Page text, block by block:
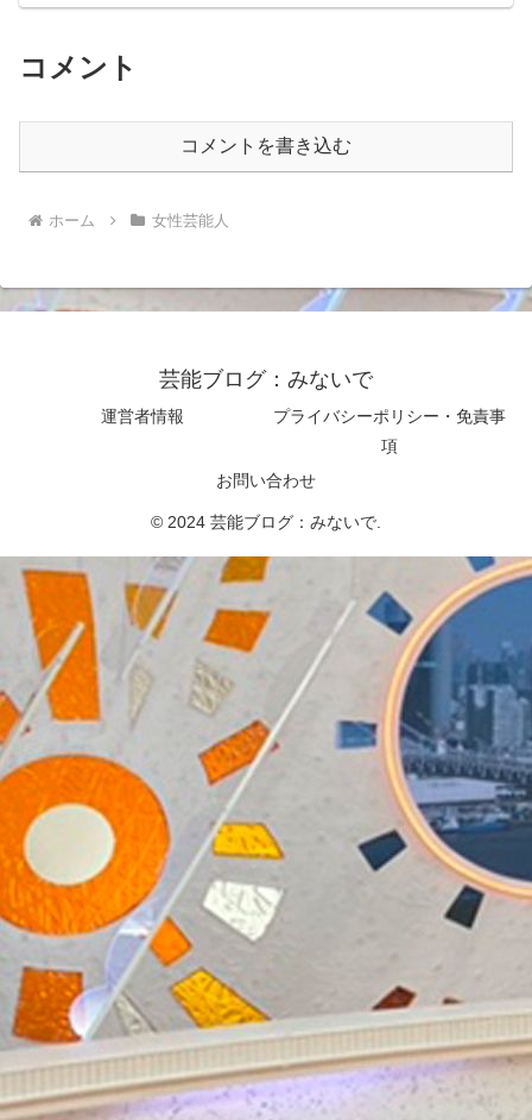
コメント
コメントを書き込む
ホーム 女性芸能人
芸能ブログ：みないで
運営者情報
プライバシーポリシー・免責事
項
お問い合わせ
© 2024 芸能ブログ：みないで.